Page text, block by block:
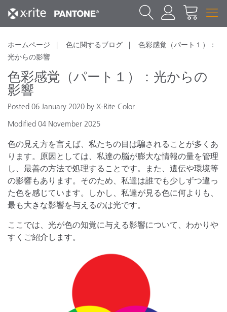
ホームページ 色に関するブログ
色彩感覚（パート１）：
光からの影響
色彩感覚（パート１）：光からの
影響
Posted 06 January 2020 by X-Rite Color
Modified 04 November 2025
色の見え方を言えば、私たちの目は騙されることが多くあ
ります。原因としては、私達の脳が膨大な情報の量を管理
し、最善の方法で処理することです。また、遺伝や環境等
の影響もあります。そのため、私達は誰でも少しずつ違っ
た色を感じています。しかし、私達が見る色に何よりも、
最も大きな影響を与えるのは光です。
ここでは、光が色の知覚に与える影響について、わかりや
すくご紹介します。